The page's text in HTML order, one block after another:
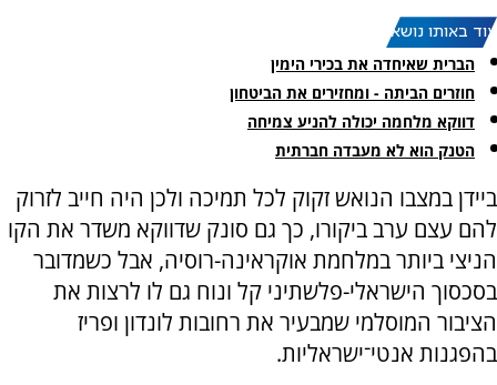
עוד באותו נושא:
הברית שאיחדה את בכירי הימין
חוזרים הביתה - ומחזירים את הביטחון
דווקא מלחמה יכולה להניע צמיחה
הטנק הוא לא מעבדה חברתית
ביידן במצבו הנואש זקוק לכל תמיכה ולכן היה חייב לזרוק
להם עצם ערב ביקורו, כך גם סונק שדווקא משדר את הקו
הניצי ביותר במלחמת אוקראינה-רוסיה, אבל כשמדובר
בסכסוך הישראלי-פלשתיני קל ונוח גם לו לרצות את
הציבור המוסלמי שמבעיר את רחובות לונדון ופריז
בהפגנות אנטי־ישראליות.